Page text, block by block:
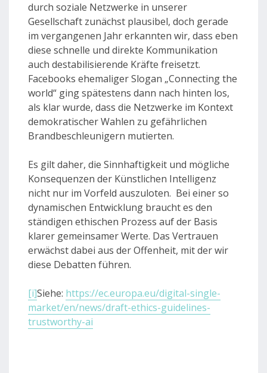
durch soziale Netzwerke in unserer
Gesellschaft zunächst plausibel, doch gerade
im vergangenen Jahr erkannten wir, dass eben
diese schnelle und direkte Kommunikation
auch destabilisierende Kräfte freisetzt.
Facebooks ehemaliger Slogan „Connecting the
world“ ging spätestens dann nach hinten los,
als klar wurde, dass die Netzwerke im Kontext
demokratischer Wahlen zu gefährlichen
Brandbeschleunigern mutierten.
Es gilt daher, die Sinnhaftigkeit und mögliche
Konsequenzen der Künstlichen Intelligenz
nicht nur im Vorfeld auszuloten. Bei einer so
dynamischen Entwicklung braucht es den
ständigen ethischen Prozess auf der Basis
klarer gemeinsamer Werte. Das Vertrauen
erwächst dabei aus der Offenheit, mit der wir
diese Debatten führen.
[i]Siehe: https://ec.europa.eu/digital-single-
market/en/news/draft-ethics-guidelines-
trustworthy-ai